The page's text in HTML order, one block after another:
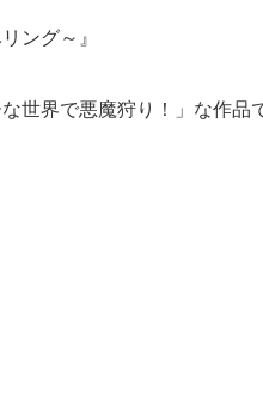
ング～』
世界で悪魔狩り！」な作品